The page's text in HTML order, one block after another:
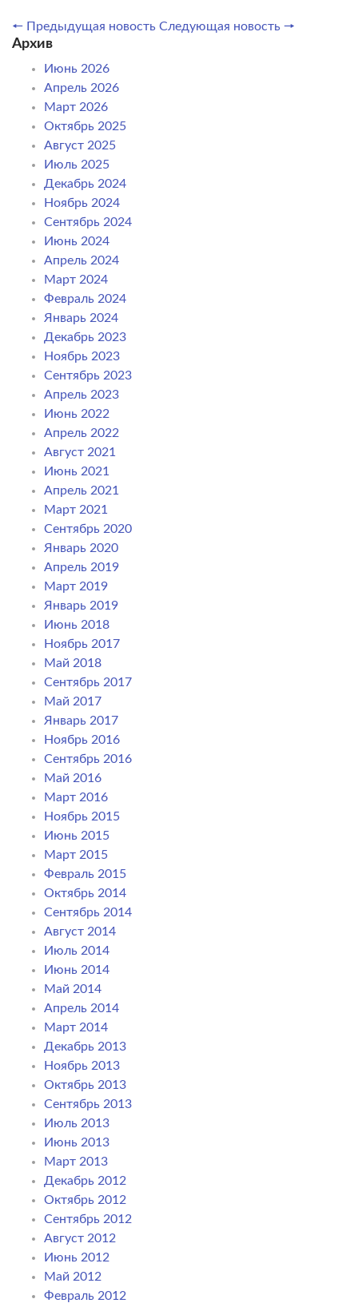
🠔 Предыдущая новость Следующая новость 🠖
Архив
Июнь 2026
Апрель 2026
Март 2026
Октябрь 2025
Август 2025
Июль 2025
Декабрь 2024
Ноябрь 2024
Сентябрь 2024
Июнь 2024
Апрель 2024
Март 2024
Февраль 2024
Январь 2024
Декабрь 2023
Ноябрь 2023
Сентябрь 2023
Апрель 2023
Июнь 2022
Апрель 2022
Август 2021
Июнь 2021
Апрель 2021
Март 2021
Сентябрь 2020
Январь 2020
Апрель 2019
Март 2019
Январь 2019
Июнь 2018
Ноябрь 2017
Май 2018
Сентябрь 2017
Май 2017
Январь 2017
Ноябрь 2016
Сентябрь 2016
Май 2016
Март 2016
Ноябрь 2015
Июнь 2015
Март 2015
Февраль 2015
Октябрь 2014
Сентябрь 2014
Август 2014
Июль 2014
Июнь 2014
Май 2014
Апрель 2014
Март 2014
Декабрь 2013
Ноябрь 2013
Октябрь 2013
Сентябрь 2013
Июль 2013
Июнь 2013
Март 2013
Декабрь 2012
Октябрь 2012
Сентябрь 2012
Август 2012
Июнь 2012
Май 2012
Февраль 2012